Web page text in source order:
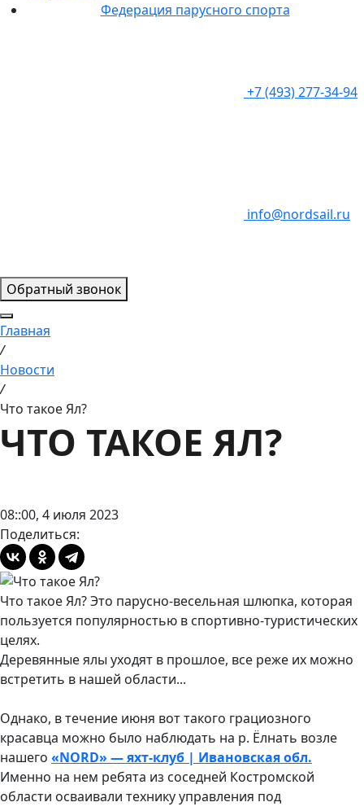
Федерация парусного спорта
+7 (493) 277-34-94
info@nordsail.ru
Обратный звонок
Главная
/
Новости
/
Что такое Ял?
ЧТО ТАКОЕ ЯЛ?
08::00, 4 июля 2023
Поделиться:
Что такое Ял? Это парусно-весельная шлюпка, которая
пользуется популярностью в спортивно-туристических
целях.
Деревянные ялы уходят в прошлое, все реже их можно
встретить в нашей области...
Однако, в течение июня вот такого грациозного
красавца можно было наблюдать на р. Ёлнать возле
нашего «NORD» — яхт-клуб | Ивановская обл.
Именно на нем ребята из соседней Костромской
области осваивали технику управления под